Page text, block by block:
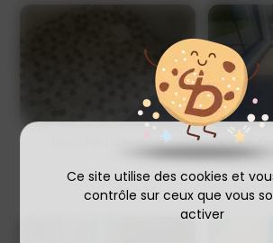
Ce site utilise des cookies et
contrôle sur ceux que vous
activer
Douche italienne
Pose
80/80